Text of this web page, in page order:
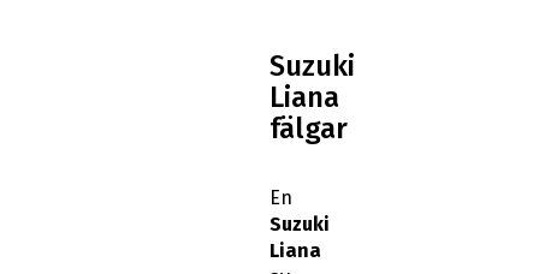
Suzuki
Liana
fälgar
En
Suzuki
Liana